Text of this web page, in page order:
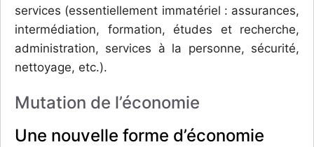
services (essentiellement immatériel : assurances,
intermédiation, formation, études et recherche,
administration, services à la personne, sécurité,
nettoyage, etc.).
Mutation de l’économie
Une nouvelle forme d’économie